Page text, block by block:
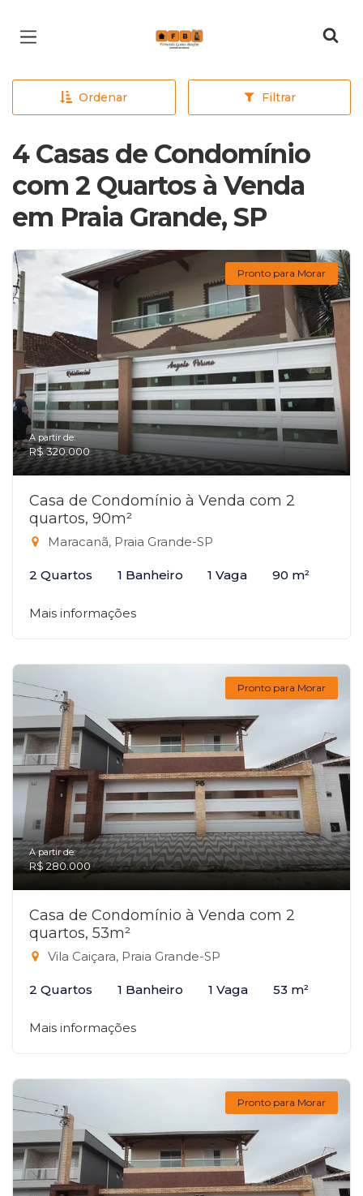
Página inicial
Ordenar Filtrar
4 Casas de Condomínio
com 2 Quartos à Venda
em Praia Grande, SP
Pronto para Morar
A partir de:
R$ 320.000
Casa de Condomínio à Venda com 2
quartos, 90m²
Maracanã, Praia Grande-SP
2 Quartos 1 Banheiro 1 Vaga 90 m²
Mais informações
Pronto para Morar
A partir de:
R$ 280.000
Casa de Condomínio à Venda com 2
quartos, 53m²
Vila Caiçara, Praia Grande-SP
2 Quartos 1 Banheiro 1 Vaga 53 m²
Mais informações
Pronto para Morar